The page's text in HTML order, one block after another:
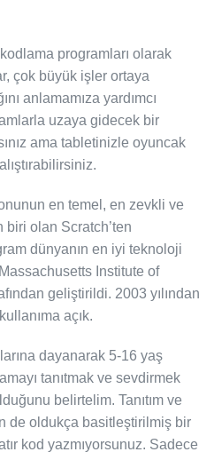
programları olarak
çok büyük işler ortaya
anlamamıza yardımcı
uzaya gidecek bir
ama tabletinizle oyuncak
en temel, en zevkli ve
biri olan Scratch’ten
dünyanın en iyi teknoloji
Institute of
geliştirildi. 2003 yılından
açık.
dayanarak 5-16 yaş
tanıtmak ve sevdirmek
belirtelim. Tanıtım ve
de oldukça basitleştirilmiş bir
kod yazmıyorsunuz. Sadece